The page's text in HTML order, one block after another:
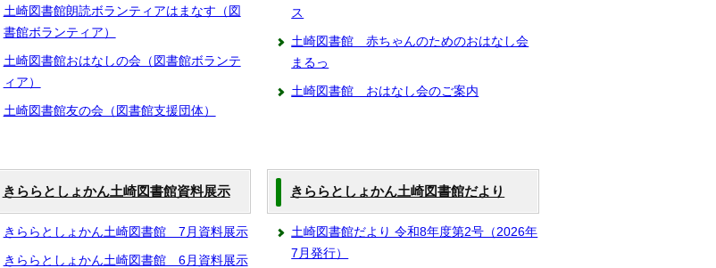
土崎図書館朗読ボランティアはまなす（図
書館ボランティア）
土崎図書館おはなしの会（図書館ボランテ
ィア）
土崎図書館友の会（図書館支援団体）
ス
土崎図書館 赤ちゃんのためのおはなし会
まるっ
土崎図書館 おはなし会のご案内
きららとしょかん土崎図書館資料展示
きららとしょかん土崎図書館 7月資料展示
きららとしょかん土崎図書館 6月資料展示
きららとしょかん土崎図書館だより
土崎図書館だより 令和8年度第2号（2026年
7月発行）